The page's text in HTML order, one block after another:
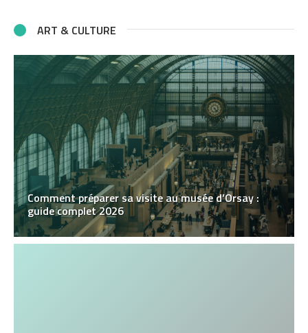
ART & CULTURE
Comment préparer sa visite au musée d’Orsay :
guide complet 2026